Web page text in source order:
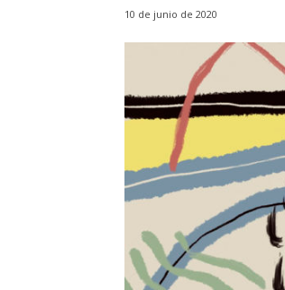
10 de junio de 2020